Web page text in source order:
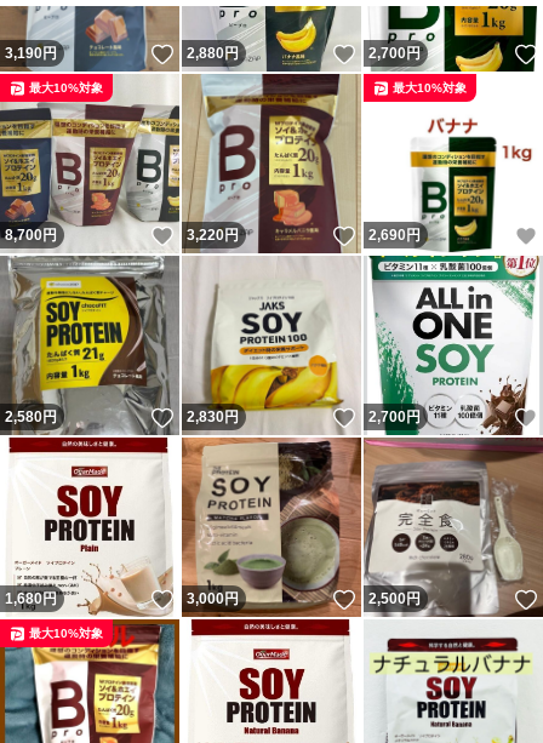
3,190円 いいね！
2,880円 いいね！
2,700円
8,700円 いいね！
最大10%対象
3,220円 いいね！
2,690 円
最大10%対象
2,580円 いいね！
2,830円 いいね！
2,700円
1,680円 いいね！
3,000円 いいね！
2,500円
最大10%対象